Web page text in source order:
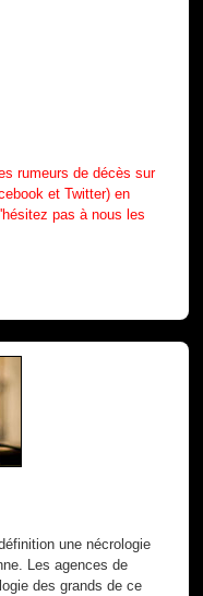
rumeurs de décès sur
et Twitter) en
pas à nous les
une nécrologie
Les agences de
des grands de ce